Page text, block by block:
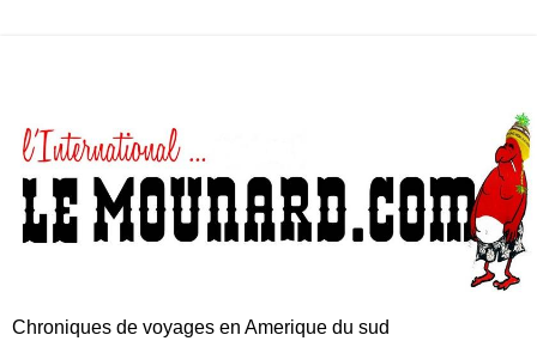
Chroniques de voyages en Amerique du sud